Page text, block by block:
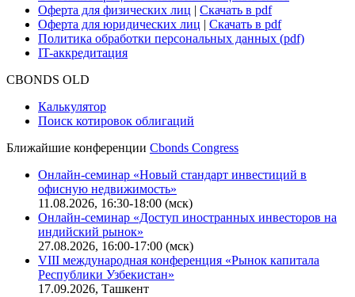
Оферта для физических лиц | Скачать в pdf
Оферта для юридических лиц | Скачать в pdf
Политика обработки персональных данных (pdf)
IT-аккредитация
CBONDS OLD
Калькулятор
Поиск котировок облигаций
Ближайшие конференции Cbonds Congress
Онлайн-семинар «Новый стандарт инвестиций в
офисную недвижимость»
11.08.2026, 16:30-18:00 (мск)
Онлайн-семинар «Доступ иностранных инвесторов на
индийский рынок»
27.08.2026, 16:00-17:00 (мск)
VIII международная конференция «Рынок капитала
Республики Узбекистан»
17.09.2026, Ташкент